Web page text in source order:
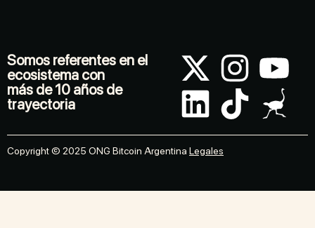
Somos referentes en el
ecosistema con
más de 10 años de
trayectoria
Copyright © 2025 ONG Bitcoin Argentina Legales